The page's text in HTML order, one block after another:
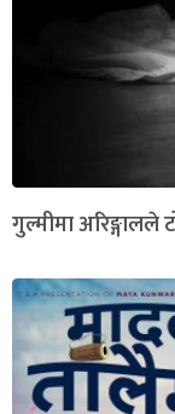
गुल्मीमा